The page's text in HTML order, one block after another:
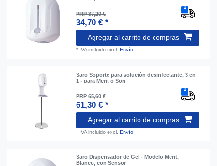
PRP 37,20 €
34,70 € *
Agregar al carrito de compras
* IVA incluido excl. Envío
Saro Soporte para solución desinfectante, 3 en
1 - para Merit o Son
PRP 65,60 €
61,30 € *
Agregar al carrito de compras
* IVA incluido excl. Envío
Saro Dispensador de Gel - Modelo Merit,
Blanco, con Sensor